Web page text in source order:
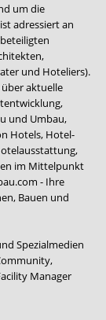
um die
adressiert an
und Hoteliers).
aktuelle
und Umbau,
Hotels, Hotel-
im Mittelpunkt
- Ihre
Bauen und
Spezialmedien
,
Manager